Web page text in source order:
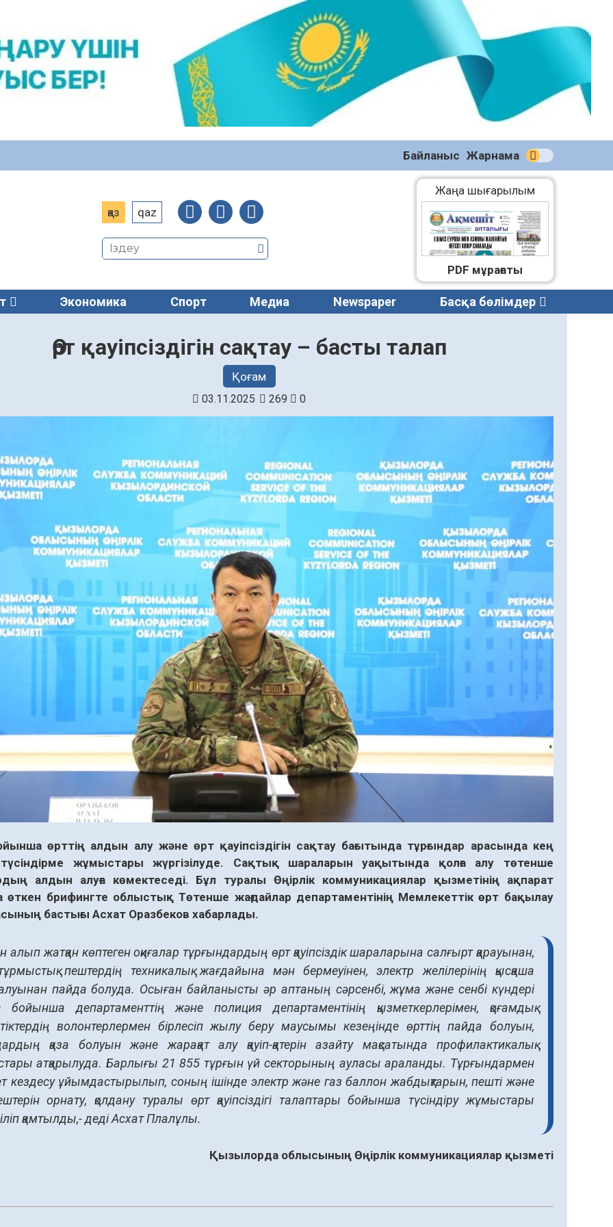
Байланыс Жарнама
қаз qaz
Жаңа шығарылым
(2270)
04.08.2026
PDF мұрағаты
Экономика Спорт Медиа Newspaper Басқа бөлімдер
Өрт қауіпсіздігін сақтау – басты талап
Қоғам
03.11.2025 269 0
өрттің алдын алу және өрт қауіпсіздігін сақтау бағытында тұрғындар арасында кең
жұмыстары жүргізілуде. Сақтық шараларын уақытында қолға алу төтенше
алдын алуға көмектеседі. Бұл туралы Өңірлік коммуникациялар қызметінің ақпарат
өткен брифингте облыстық Төтенше жағдайлар департаментінің Мемлекеттік өрт бақылау
бастығы Асхат Оразбеков хабарлады.
алып жатқан көптеген оқиғалар тұрғындардың өрт қауіпсіздік шараларына салғырт қарауынан,
пештердің техникалық жағдайына мән бермеуінен, электр желілерінің қысқаша
пайда болуда. Осыған байланысты әр аптаның сәрсенбі, жұма және сенбі күндері
бойынша департаменттің және полиция департаментінің қызметкерлерімен, қоғамдық
волонтерлермен бірлесіп жылу беру маусымы кезеңінде өрттің пайда болуын,
қаза болуын және жарақат алу қауіп-қатерін азайту мақсатында профилактикалық
атқарылуда. Барлығы 21 855 тұрғын үй секторының ауласы араланды. Тұрғындармен
кездесу ұйымдастырылып, соның ішінде электр және газ баллон жабдықтарын, пешті және
орнату, қолдану туралы өрт қауіпсіздігі талаптары бойынша түсіндіру жұмыстары
қамтылды,- деді Асхат Плалұлы.
Қызылорда облысының Өңірлік коммуникациялар қызметі